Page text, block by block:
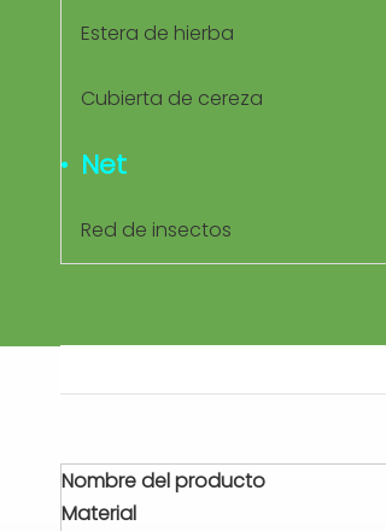
Estera de hierba
Cubierta de cereza
Net
Red de insectos
Nombre del producto
Material